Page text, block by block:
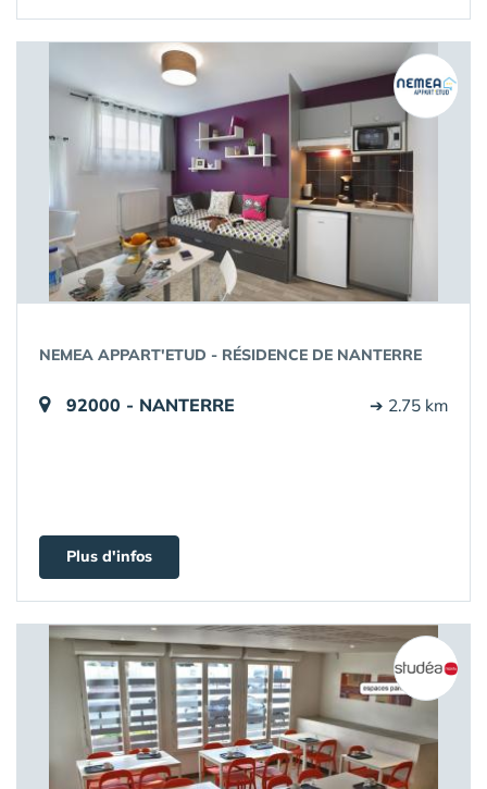
NEMEA APPART'ETUD - RÉSIDENCE DE NANTERRE
92000 - NANTERRE ➔ 2.75 km
Plus d'infos